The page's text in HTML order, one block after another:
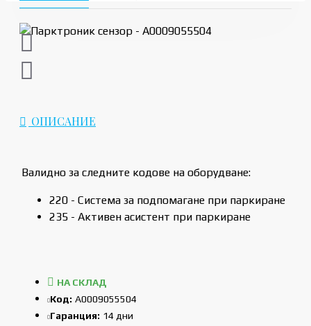
ОПИСАНИЕ
Валидно за следните кодове на оборудване:
220 - Система за подпомагане при паркиране
235 - Активен асистент при паркиране
НА СКЛАД
Код: A0009055504
Гаранция: 14 дни